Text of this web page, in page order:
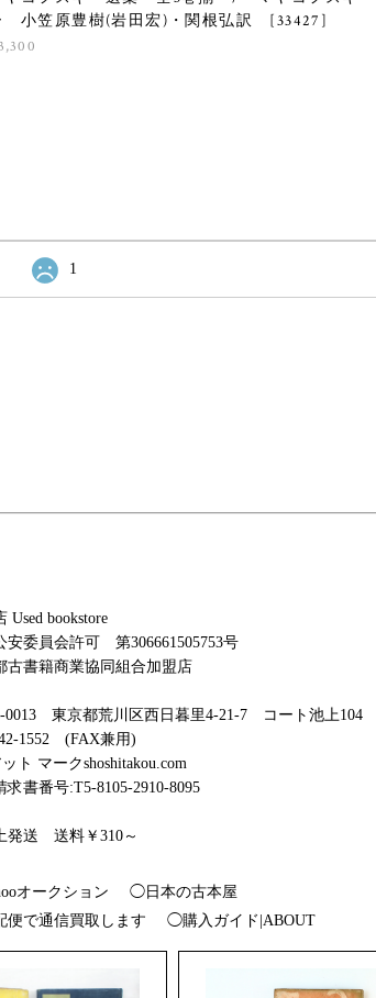
小笠原豊樹(岩田宏)・関根弘訳 [33427]
1
Used bookstore
安委員会許可 第306661505753号
古書籍商業協同組合加盟店
0013 東京都荒川区西日暮里4-21-7 コート池上104
1552 (FAX兼用)
ト マークshoshitakou.com
求書番号:T5-8105-2910-8095
発送 送料￥310～
オークション
◯日本の古本屋
で通信買取します
◯購入ガイド|ABOUT